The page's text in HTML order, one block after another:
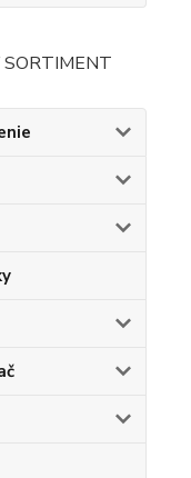
SORTIMENT